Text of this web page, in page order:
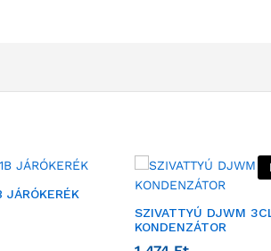
JÁRÓKERÉK
SZIVATTYÚ DJWM
KONDENZÁTOR